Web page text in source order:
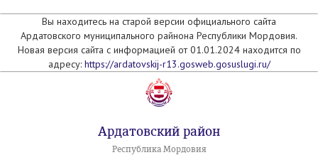
Вы находитесь на старой версии официального сайта
Ардатовского муниципального райнона Республики Мордовия.
Новая версия сайта с информацией от 01.01.2024 находится по
адресу: https://ardatovskij-r13.gosweb.gosuslugi.ru/
Ардатовский район
Республика Мордовия